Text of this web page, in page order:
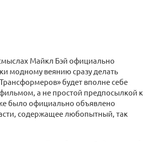
Майкл Бэй официально
модному веянию сразу делать
будет вполне себе
а не простой предпосылкой к
было официально объявлено
содержащее любопытный, так